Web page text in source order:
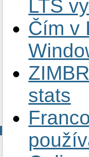
LTS
Čím v
stats